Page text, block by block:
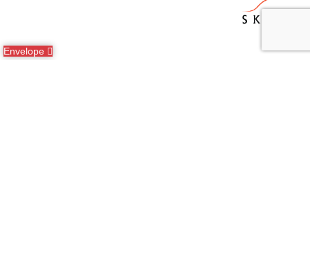
Envelope